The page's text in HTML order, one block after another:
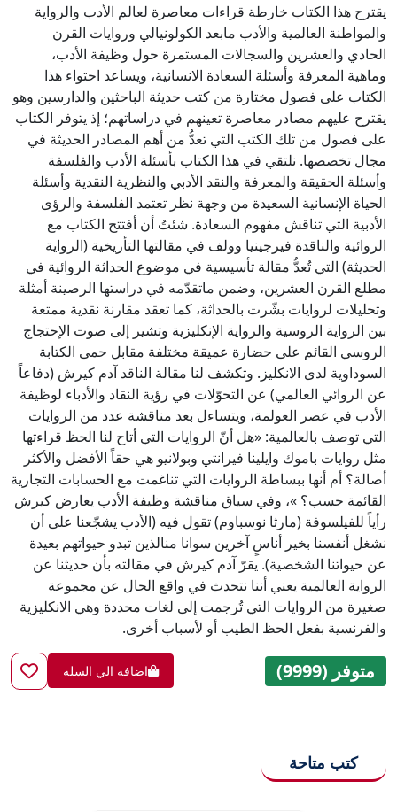
يقترح هذا الكتاب خارطة قراءات معاصرة لعالم الأدب والرواية
والمواطنة العالمية والأدب مابعد الكولونيالي وروايات القرن
الحادي والعشرين والسجالات المستمرة حول وظيفة الأدب،
وماهية المعرفة وأسئلة السعادة الانسانية، ويساعد احتواء هذا
الكتاب على فصول مختارة من كتب حديثة الباحثين والدارسين وهو
يقترح عليهم مصادر معاصرة تعينهم في دراساتهم؛ إذ يتوفر الكتاب
على فصول من تلك الكتب التي تعدُّ من أهم المصادر الحديثة في
مجال تخصصها. نلتقي في هذا الكتاب بأسئلة الأدب والفلسفة
وأسئلة الحقيقة والمعرفة والنقد الأدبي والنظرية النقدية وأسئلة
الحياة الإنسانية السعيدة من وجهة نظر تعتمد الفلسفة والرؤى
الأدبية التي تناقش مفهوم السعادة. شئتُ أن أفتتح الكتاب مع
الروائية والناقدة فيرجينيا وولف في مقالتها التأريخية (الرواية
الحديثة) التي تُعدُّ مقالة تأسيسية في موضوع الحداثة الروائية في
مطلع القرن العشرين، وضمن ماتقدّمه في دراستها الرصينة أمثلة
وتحليلات لروايات بشّرت بالحداثة، كما تعقد مقارنة نقدية ممتعة
بين الرواية الروسية والرواية الإنكليزية وتشير إلى صوت الإحتجاج
الروسي القائم على حضارة عميقة مختلفة مقابل حمى الكتابة
السوداوية لدى الانكليز. وتكشف لنا مقالة الناقد آدم كيرش (دفاعاً
عن الروائي العالمي) عن التحوّلات في رؤية النقاد والأدباء لوظيفة
الأدب في عصر العولمة، ويتساءل بعد مناقشة عدد من الروايات
التي توصف بالعالمية: «هل أنّ الروايات التي أتاح لنا الحظ قراءتها
مثل روايات باموك وايلينا فيرانتي وبولانيو هي حقاً الأفضل والأكثر
أصالة؟ أم أنها ببساطة الروايات التي تناغمت مع الحسابات التجارية
القائمة حسب؟ »، وفي سياق مناقشة وظيفة الأدب يعارض كيرش
رأياً للفيلسوفة (مارثا نوسباوم) تقول فيه (الأدب يشجّعنا على أن
نشغل أنفسنا بخير أناسٍ آخرين سوانا منالذين تبدو حيواتهم بعيدة
عن حيواتنا الشخصية). يقرّ آدم كيرش في مقالته بأن حديثنا عن
الرواية العالمية يعني أننا نتحدث في واقع الحال عن مجموعة
صغيرة من الروايات التي تُرجمت إلى لغات محددة وهي الانكليزية
والفرنسية بفعل الحظ الطيب أو لأسباب أخرى.
متوفر (9999) اضافه الي السله
كتب متاحة